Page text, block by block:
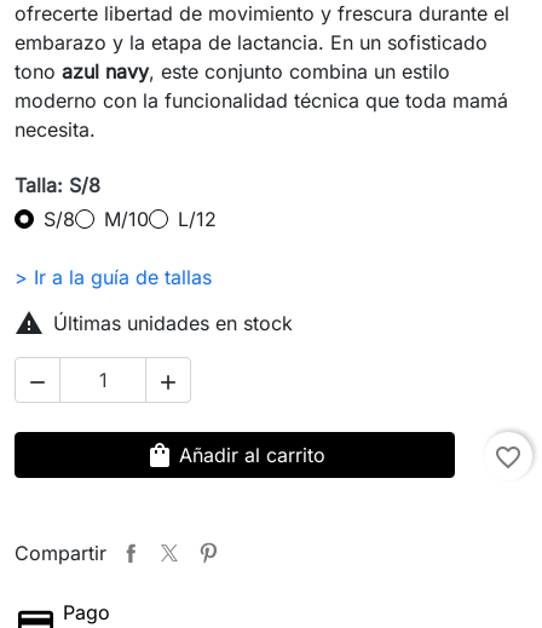
ofrecerte libertad de movimiento y frescura durante el
embarazo y la etapa de lactancia. En un sofisticado
tono azul navy, este conjunto combina un estilo
moderno con la funcionalidad técnica que toda mamá
necesita.
Talla: S/8
S/8
M/10 L/12
> Ir a la guía de tallas
 Últimas unidades en stock
 
shopping_bag Añadir al carrito favorite_border
Compartir
Pago